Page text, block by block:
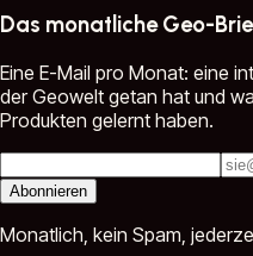
Das monatliche Geo-
Eine E-Mail pro Monat: eine
der Geowelt getan hat und
Produkten gelernt haben.
Abonnieren
Monatlich, kein Spam,